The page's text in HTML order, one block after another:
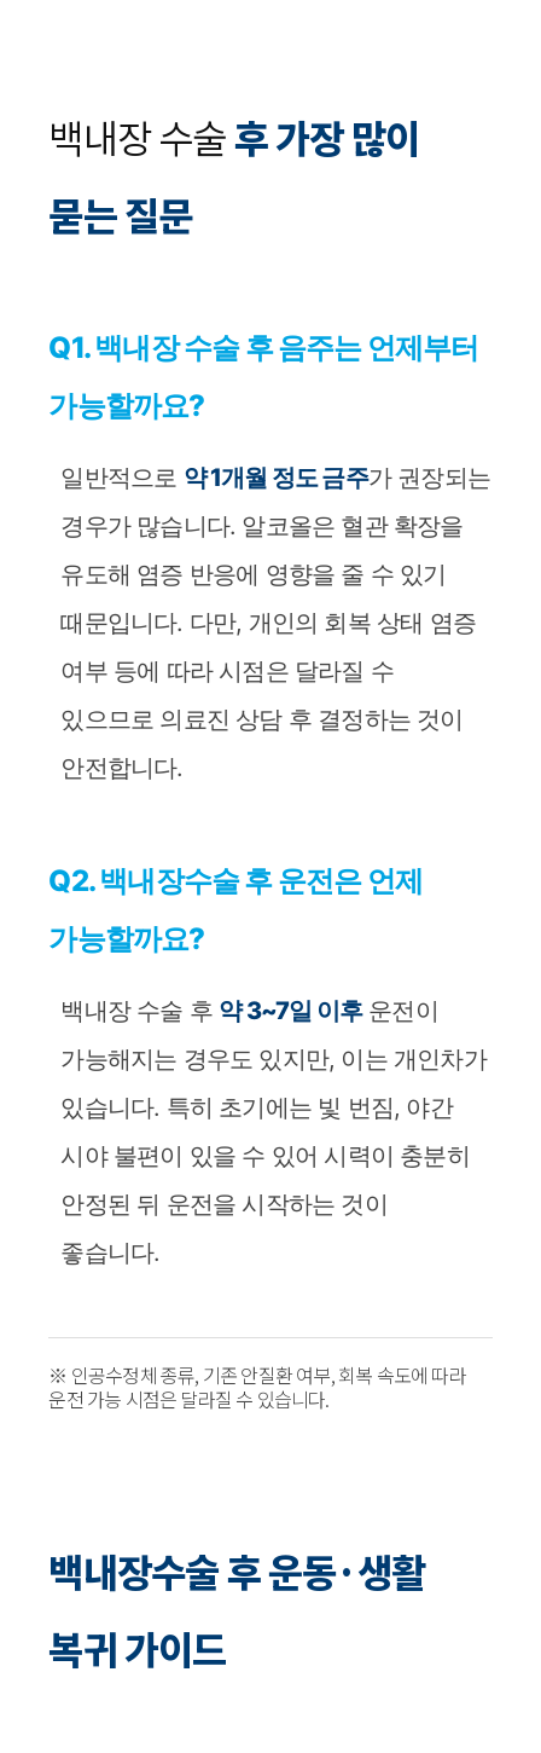
백내장 수술후 가장 많이
묻는 질문
Q1. 백내장 수술 후 음주는 언제부터
가능할까요?
일반적으로 약 1개월 정도 금주가 권장되는
경우가 많습니다. 알코올은 혈관 확장을
유도해 염증 반응에 영향을 줄 수 있기
때문입니다. 다만, 개인의 회복 상태 염증
여부 등에 따라 시점은 달라질 수
있으므로 의료진 상담 후 결정하는 것이
안전합니다.
Q2. 백내장수술 후 운전은 언제
가능할까요?
백내장 수술 후 약 3~7일 이후운전이
가능해지는 경우도 있지만, 이는 개인차가
있습니다. 특히 초기에는 빛 번짐, 야간
시야 불편이 있을 수 있어 시력이 충분히
안정된 뒤 운전을 시작하는 것이
좋습니다.
※ 인공수정체 종류, 기존 안질환 여부, 회복 속도에 따라
운전 가능 시점은 달라질 수 있습니다.
백내장수술 후 운동·생활
복귀 가이드